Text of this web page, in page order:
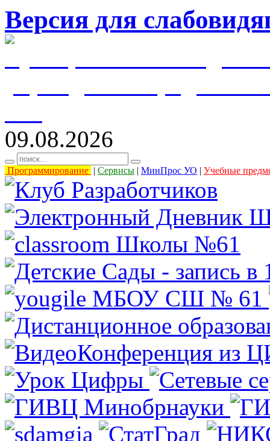
Версия для
09.08.2026
Программирование | Сервисы | МинПрос УО | Учебные